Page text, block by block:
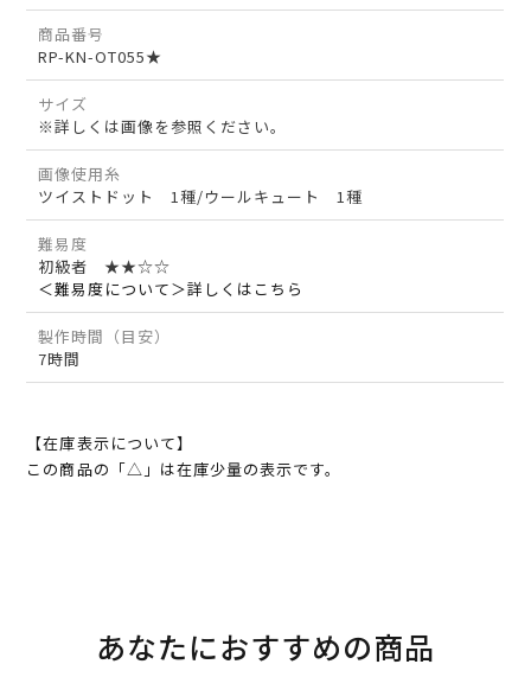
商品番号
RP-KN-OT055★
サイズ
※詳しくは画像を参照ください。
画像使用糸
ツイストドット 1種/ウールキュート 1種
難易度
初級者 ★★☆☆
＜難易度について＞詳しくはこちら
製作時間（目安）
7時間
【在庫表示について】
この商品の「△」は在庫少量の表示です。
あなたにおすすめの商品